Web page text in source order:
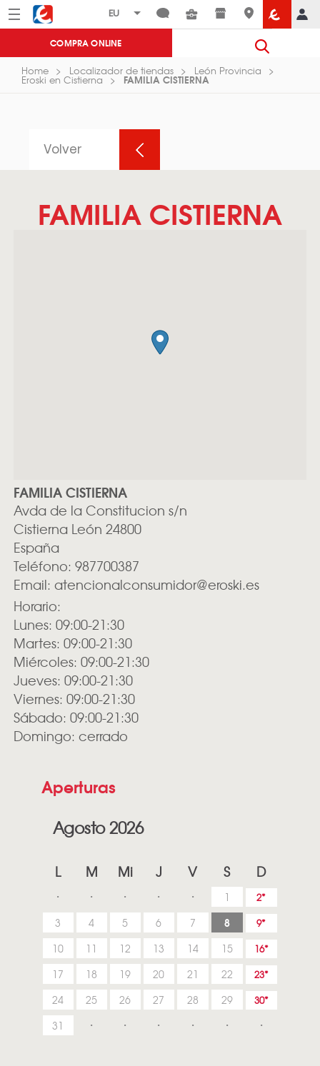
Menú Eroski
COMPRA ONLINE
Home Localizador de tiendas León Provincia
Eroski en Cistierna FAMILIA CISTIERNA
Volver
FAMILIA CISTIERNA
FAMILIA CISTIERNA
Avda de la Constitucion s/n
Cistierna León 24800
España
Teléfono: 987700387
Email: atencionalconsumidor@eroski.es
Horario:
Lunes: 09:00-21:30
Martes: 09:00-21:30
Miércoles: 09:00-21:30
Jueves: 09:00-21:30
Viernes: 09:00-21:30
Sábado: 09:00-21:30
Domingo: cerrado
Aperturas
Agosto 2026
L M Mi J V S D
1 2
3 4 5 6 7 8 9
10 11 12 13 14 15 16
17 18 19 20 21 22 23
24 25 26 27 28 29 30
31